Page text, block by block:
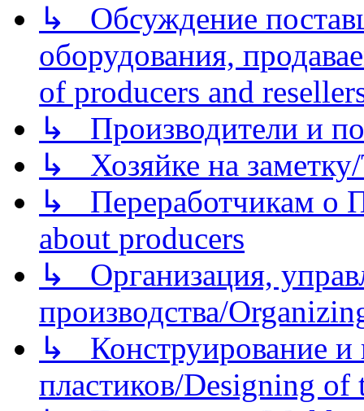
↳ Обсуждение
оборудования,
of producers and
↳ Производители и
↳ Хозяйке на
↳ Переработчикам о
about producers
↳ Организация,
производства/
↳ Конструирование и
пластиков/Designing of